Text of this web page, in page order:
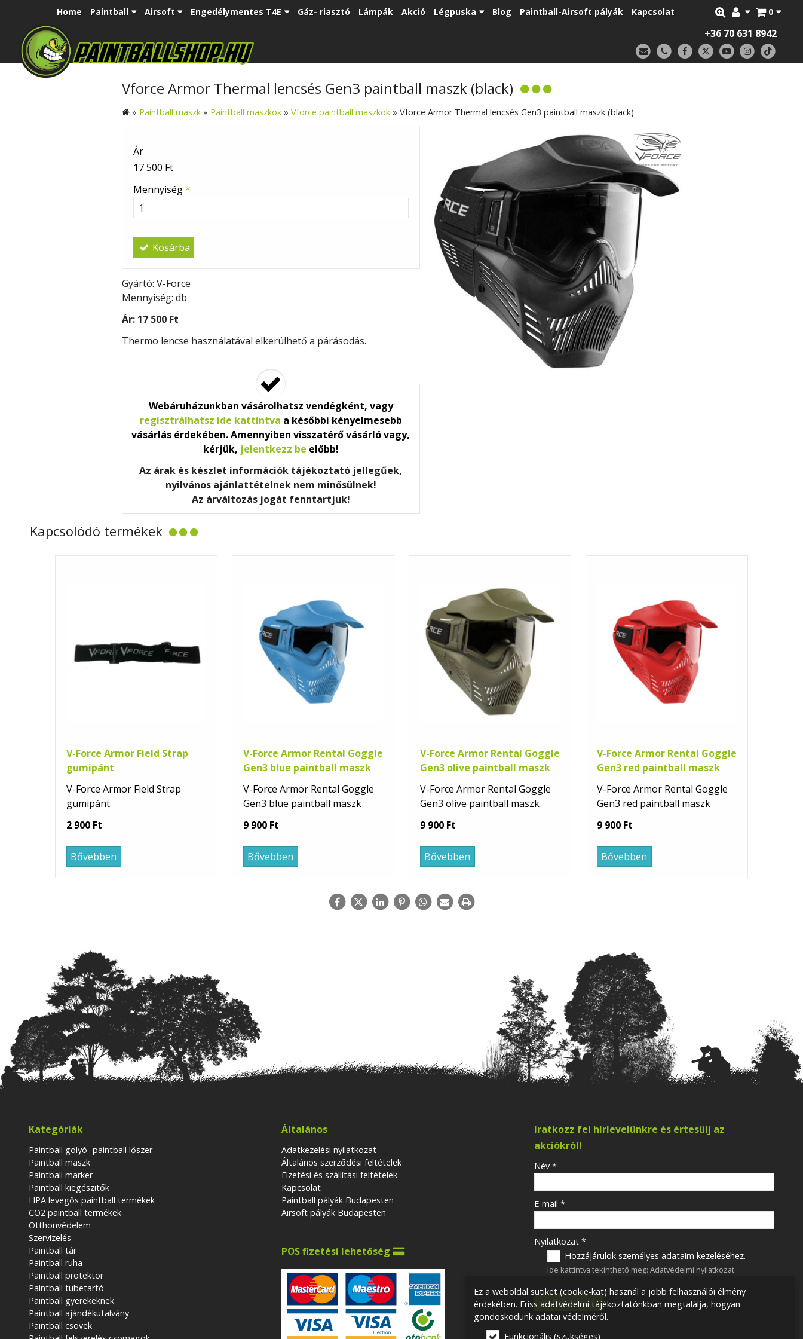
0
Home Paintball Airsoft Engedélymentes T4E Gáz- riasztó Lámpák Akció Légpuska Blog Paintball-Airsoft pályák Kapcsolat
+36 70 631 8942
Vforce Armor Thermal lencsés Gen3 paintball maszk (black)
» Paintball maszk » Paintball maszkok » Vforce paintball maszkok » Vforce Armor Thermal lencsés Gen3 paintball maszk (black)
Ár
17 500 Ft
Mennyiség*
Kosárba
Gyártó: V-Force
Mennyiség: db
Ár: 17 500 Ft
Thermo lencse használatával elkerülhető a párásodás.
Webáruházunkban vásárolhatsz vendégként, vagy
regisztrálhatsz ide kattintva a későbbi kényelmesebb
vásárlás érdekében. Amennyiben visszatérő vásárló vagy,
kérjük, jelentkezz be előbb!
Az árak és készlet információk tájékoztató jellegűek,
nyilvános ajánlattételnek nem minősülnek!
Az árváltozás jogát fenntartjuk!
Kapcsolódó termékek
V-Force Armor Field Strap
gumipánt
V-Force Armor Field Strap
gumipánt
2 900 Ft
Bővebben
V-Force Armor Rental Goggle
Gen3 blue paintball maszk
V-Force Armor Rental Goggle
Gen3 blue paintball maszk
9 900 Ft
Bővebben
V-Force Armor Rental Goggle
Gen3 olive paintball maszk
V-Force Armor Rental Goggle
Gen3 olive paintball maszk
9 900 Ft
Bővebben
V-Force Armor Rental Goggle
Gen3 red paintball maszk
V-Force Armor Rental Goggle
Gen3 red paintball maszk
9 900 Ft
Bővebben
Kategóriák
Paintball golyó- paintball lőszer
Paintball maszk
Paintball marker
Paintball kiegészitők
HPA levegős paintball termékek
CO2 paintball termékek
Otthonvédelem
Szervizelés
Paintball tár
Paintball ruha
Paintball protektor
Paintball tubetartó
Paintball gyerekeknek
Paintball ajándékutalvány
Paintball csövek
Általános
Adatkezelési nyilatkozat
Általános szerződési feltételek
Fizetési és szállítási feltételek
Kapcsolat
Paintball pályák Budapesten
Airsoft pályák Budapesten
POS fizetési lehetőség
Iratkozz fel hírlevelünkre és értesülj az
akciókról!
-
-
-
-
Név*
E-mail*
Nyilatkozat*
Hozzájárulok személyes adataim kezeléséhez.
Ide kattintva tekinthető meg: Adatvédelmi nyilatkozat.
Feliratkozás
Ez a weboldal sütiket (cookie-kat) használ a jobb felhasználói élmény
érdekében. Friss adatvédelmi tájékoztatónkban megtalálja, hogyan
gondoskodunk adatai védelméről.
Funkcionális (szükséges)